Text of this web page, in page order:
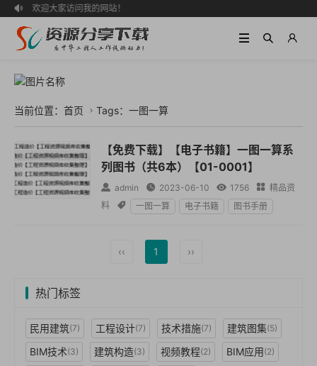
 欢迎大家访问我的网站！
当前位置： 首页  Tags：一图一算
【免费下载】【电子书籍】一图一算系
列图书（共6本）【01-0001】
 admin  2023-06-10  1756  精品资
料
 一图一算 电子书籍 图书手册
‹‹ 1 ››
热门标签
民用建筑(7) 工程设计(7) 技术措施(7) 建筑图集(5)
BIM技术(3) 建筑构造(3) 视频教程(2) BIM应用(2)